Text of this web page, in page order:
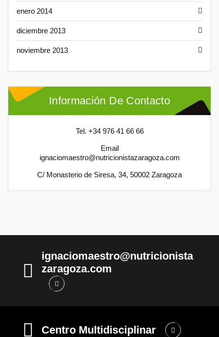
enero 2014
diciembre 2013
noviembre 2013
Información De Contacto
Tel. +34 976 41 66 66
Email
ignaciomaestro@nutricionistazaragoza.com
C/ Monasterio de Siresa, 34, 50002 Zaragoza
ignaciomaestro@nutricionista
zaragoza.com
Centro Multidisciplinar